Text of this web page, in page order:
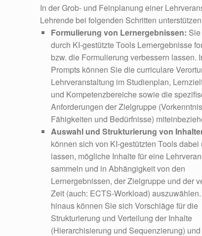
In der Grob- und Feinplanung einer
Lehrende bei folgenden Schritten
Formulierung von Lernergebnissen:
durch KI-gestützte Tools Lernergebnisse
bzw. die Formulierung verbessern lassen.
Prompts können Sie die curriculare
Lehrveranstaltung im Studienplan,
und Kompetenzbereiche sowie die
Anforderungen der Zielgruppe
Fähigkeiten und Bedürfnisse)
Auswahl und Strukturierung von
können sich von KI-gestützten Tools dabei
lassen, mögliche Inhalte für eine
sammeln und in Abhängigkeit von den
Lernergebnissen, der Zielgruppe und der
Zeit (auch: ECTS-Workload)
hinaus können Sie sich Vorschläge für die
Strukturierung und Verteilung der Inhalte
(Hierarchisierung und Sequenzierung) und